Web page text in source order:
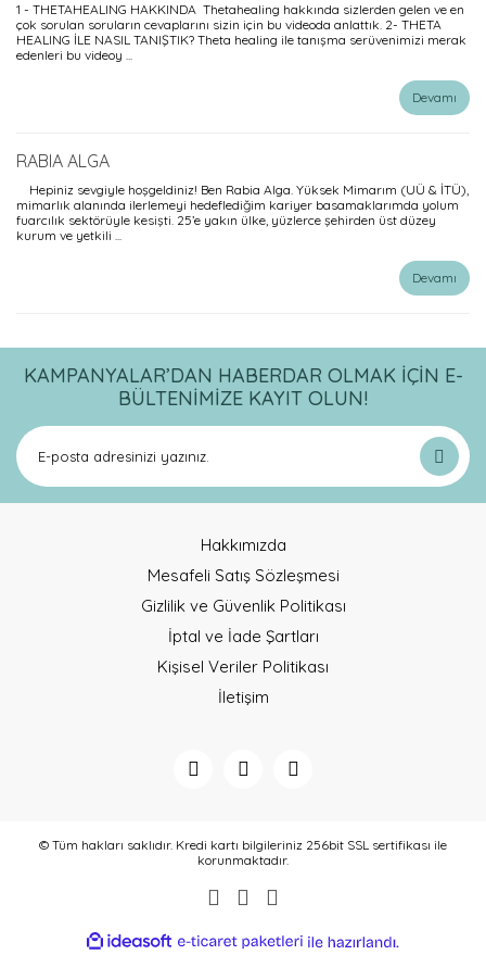
1 - THETAHEALING HAKKINDA Thetahealing hakkında sizlerden gelen ve en
çok sorulan soruların cevaplarını sizin için bu videoda anlattık. 2- THETA
HEALING İLE NASIL TANIŞTIK? Theta healing ile tanışma serüvenimizi merak
edenleri bu videoy ...
Devamı
RABIA ALGA
Hepiniz sevgiyle hoşgeldiniz! Ben Rabia Alga. Yüksek Mimarım (UÜ & İTÜ),
mimarlık alanında ilerlemeyi hedeflediğim kariyer basamaklarımda yolum
fuarcılık sektörüyle kesişti. 25’e yakın ülke, yüzlerce şehirden üst düzey
kurum ve yetkili ...
Devamı
KAMPANYALAR’DAN HABERDAR OLMAK İÇİN E-
BÜLTENİMİZE KAYIT OLUN!
Hakkımızda
Mesafeli Satış Sözleşmesi
Gizlilik ve Güvenlik Politikası
İptal ve İade Şartları
Kişisel Veriler Politikası
İletişim
© Tüm hakları saklıdır. Kredi kartı bilgileriniz 256bit SSL sertifikası ile
korunmaktadır.
ideasoft
e-